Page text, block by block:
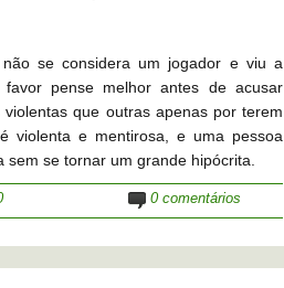
se considera um jogador e viu a
pense melhor antes de acusar
que outras apenas por terem
violenta e mentirosa, e uma pessoa
se tornar um grande hipócrita.
0 comentários